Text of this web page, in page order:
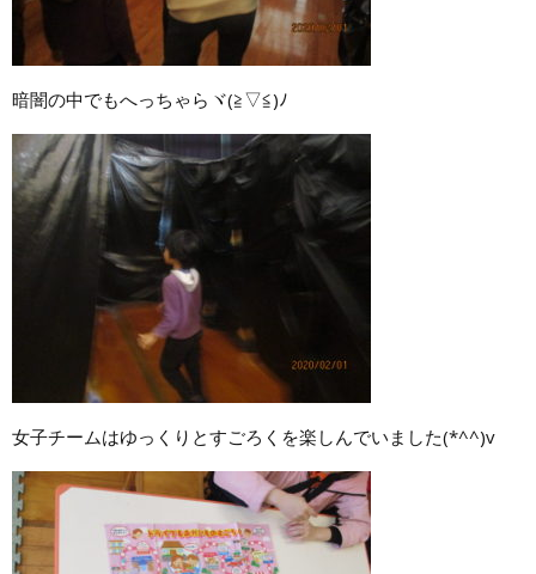
暗闇の中でもへっちゃらヾ(≧▽≦)ﾉ
女子チームはゆっくりとすごろくを楽しんでいました(*^^)v